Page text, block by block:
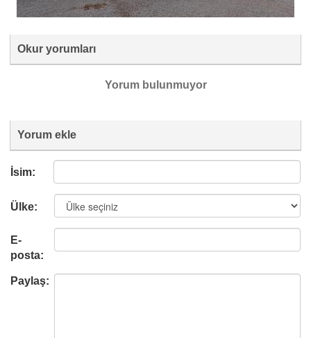
Okur yorumları
Yorum bulunmuyor
Yorum ekle
İsim:
Ülke:
E-
posta:
Paylaş: